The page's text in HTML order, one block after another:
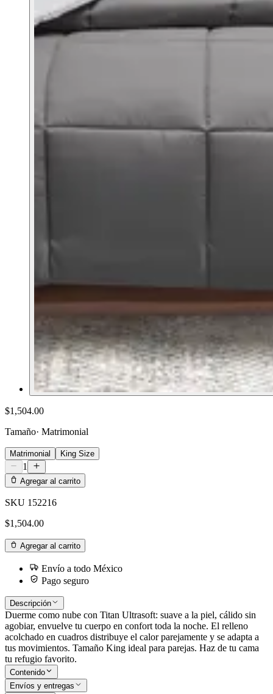
$1,504.00
Tamaño· Matrimonial
Matrimonial King Size
1
Agregar al carrito
SKU 152216
$1,504.00
Agregar al carrito
Envío a todo México
Pago seguro
Descripción
Duerme como nube con Titan Ultrasoft: suave a la piel, cálido sin
agobiar, envuelve tu cuerpo en confort toda la noche. El relleno
acolchado en cuadros distribuye el calor parejamente y se adapta a
tus movimientos. Tamaño King ideal para parejas. Haz de tu cama
tu refugio favorito.
Contenido
Envíos y entregas